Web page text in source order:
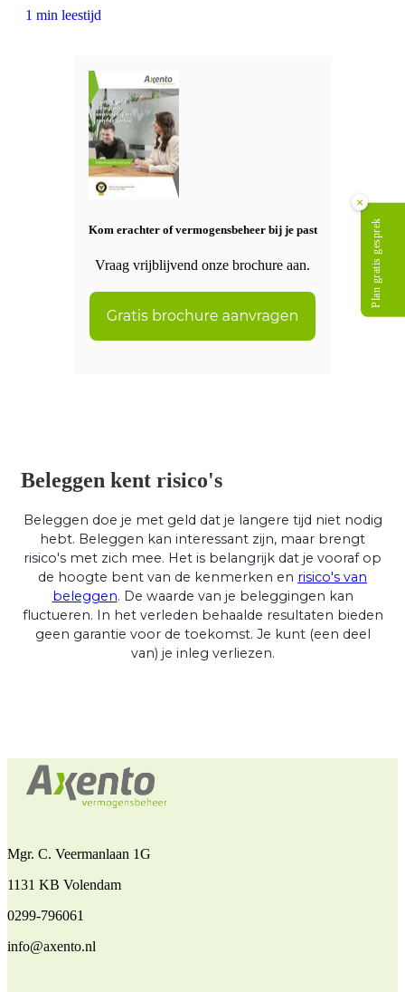
1 min leestijd
Kom erachter of vermogensbeheer bij je past
Vraag vrijblijvend onze brochure aan.
Beleggen kent risico's
Beleggen doe je met geld dat je langere tijd niet nodig
hebt. Beleggen kan interessant zijn, maar brengt
risico's met zich mee. Het is belangrijk dat je vooraf op
de hoogte bent van de kenmerken en risico's van
beleggen. De waarde van je beleggingen kan
fluctueren. In het verleden behaalde resultaten bieden
geen garantie voor de toekomst. Je kunt (een deel
van) je inleg verliezen.
Mgr. C. Veermanlaan 1G
1131 KB Volendam
0299-796061
info@axento.nl
×
Plan gratis gesprek